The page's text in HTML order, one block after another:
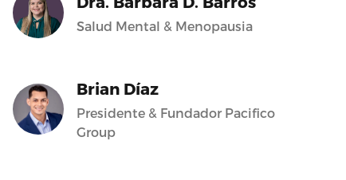
Salud Mental & Menopausia
Brian Díaz
Presidente & Fundador Pacifico
Group